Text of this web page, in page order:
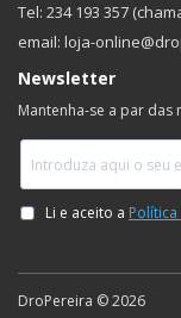
Tel: 234 193 357
email: loja-
Newsletter
Mantenha-se a par
DroPereira © 2026